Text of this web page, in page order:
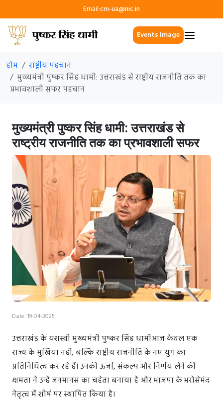
Email:cm-ua@nic.in
Events Image
होम
राष्ट्रीय पहचान
मुख्यमंत्री पुष्कर सिंह धामी: उत्तराखंड से राष्ट्रीय राजनीति तक का
प्रभावशाली सफर पहचान
मुख्यमंत्री पुष्कर सिंह धामी: उत्तराखंड से
राष्ट्रीय राजनीति तक का प्रभावशाली सफर
Date: 19-04-2025
उत्तराखंड के यशस्वी मुख्यमंत्री पुष्कर सिंह धामीआज केवल एक
राज्य के मुखिया नहीं, बल्कि राष्ट्रीय राजनीति के नए युग का
प्रतिनिधित्व कर रहे हैं। उनकी ऊर्जा, संकल्प और निर्णय लेने की
क्षमता ने उन्हें जनमानस का चहेता बनाया है और भाजपा के भरोसेमंद
नेतृत्व में शीर्ष पर स्थापित किया है।